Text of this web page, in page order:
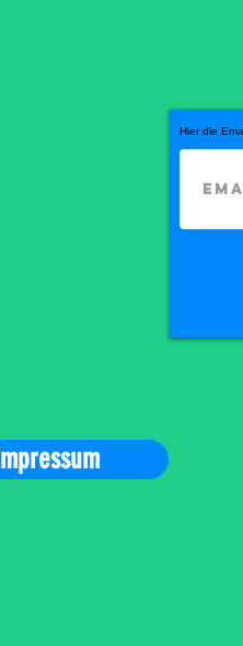
Hier die
Impressum